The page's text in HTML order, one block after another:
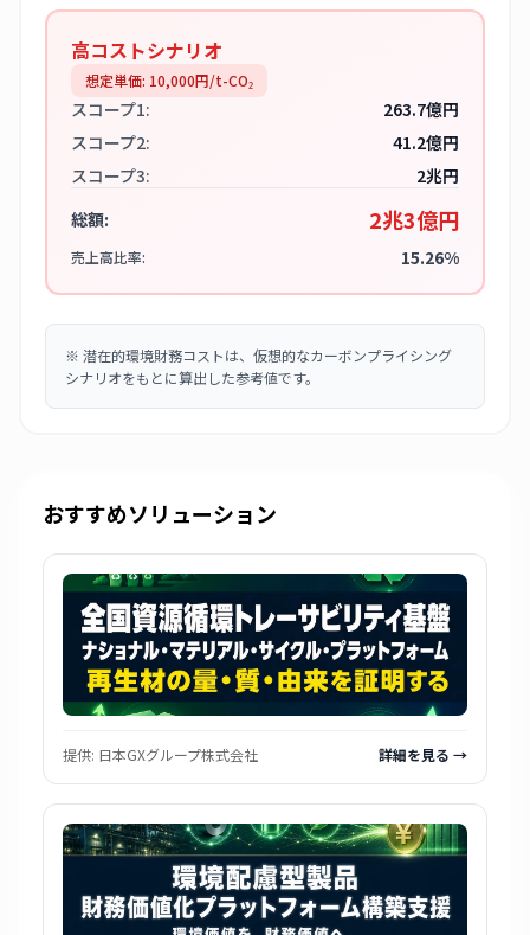
高コストシナリオ
想定単価: 10,000円/t-CO₂
スコープ1:
263.7億円
スコープ2:
41.2億円
スコープ3:
2兆円
総額:
2兆3億円
売上高比率: 15.26%
※ 潜在的環境財務コストは、仮想的なカーボンプライシング
シナリオをもとに算出した参考値です。
おすすめソリューション
提供: 日本GXグループ株式会社 詳細を見る →